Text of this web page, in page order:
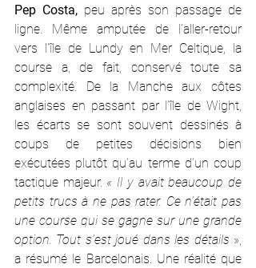
Pep Costa, peu après son passage de
ligne. Même amputée de l’aller-retour
vers l’île de Lundy en Mer Celtique, la
course a, de fait, conservé toute sa
complexité. De la Manche aux côtes
anglaises en passant par l’île de Wight,
les écarts se sont souvent dessinés à
coups de petites décisions bien
exécutées plutôt qu’au terme d’un coup
tactique majeur. « Il y avait beaucoup de
petits trucs à ne pas rater. Ce n’était pas
une course qui se gagne sur une grande
option. Tout s’est joué dans les détails »,
a résumé le Barcelonais. Une réalité que